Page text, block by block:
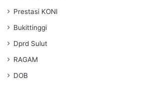
Prestasi KONI
Bukittinggi
Dprd Sulut
RAGAM
DOB